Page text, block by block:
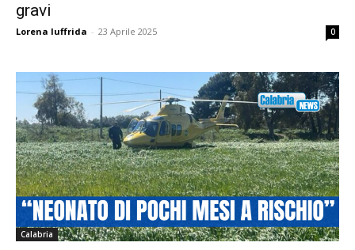
gravi
Lorena Iuffrida - 23 Aprile 2025 0
Calabria